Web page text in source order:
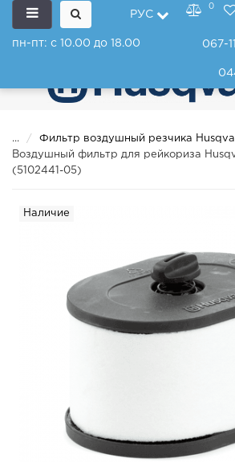
РУС
0
пн-пт: с 10.00 до 18.00 067-
...
Фильтр воздушный резчика
Воздушный фильтр для рейкориза
(5102441-05)
Наличие